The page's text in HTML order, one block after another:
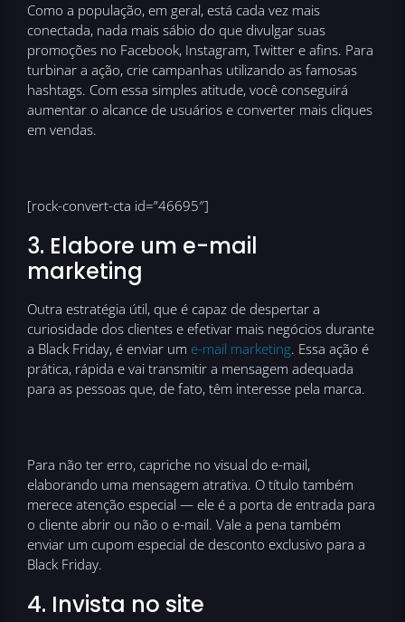
Como a população, em geral, está cada vez mais
conectada, nada mais sábio do que divulgar suas
promoções no Facebook, Instagram, Twitter e afins. Para
turbinar a ação, crie campanhas utilizando as famosas
hashtags. Com essa simples atitude, você conseguirá
aumentar o alcance de usuários e converter mais cliques
em vendas.
[rock-convert-cta id=”46695″]
3. Elabore um e-mail
marketing
Outra estratégia útil, que é capaz de despertar a
curiosidade dos clientes e efetivar mais negócios durante
a Black Friday, é enviar um e-mail marketing. Essa ação é
prática, rápida e vai transmitir a mensagem adequada
para as pessoas que, de fato, têm interesse pela marca.
Para não ter erro, capriche no visual do e-mail,
elaborando uma mensagem atrativa. O título também
merece atenção especial — ele é a porta de entrada para
o cliente abrir ou não o e-mail. Vale a pena também
enviar um cupom especial de desconto exclusivo para a
Black Friday.
4. Invista no site